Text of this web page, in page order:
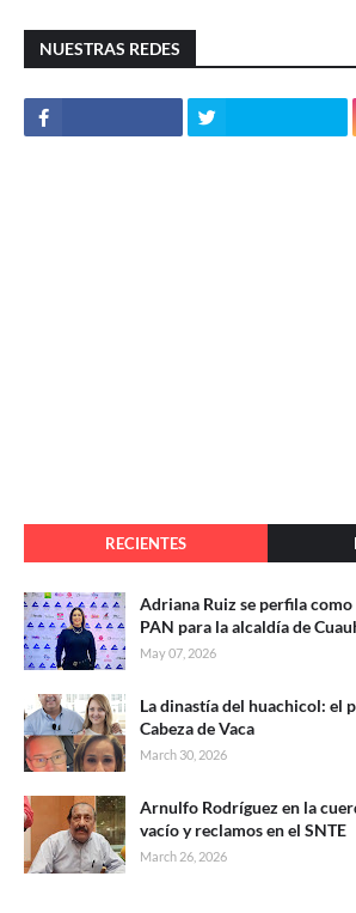
NUESTRAS REDES
RECIENTES
Adriana Ruiz se perfila
PAN para la alcaldía de
May 07, 2026
La dinastía del huachicol: el
Cabeza de Vaca
March 30, 2026
Arnulfo Rodríguez en la
vacío y reclamos en el SNTE
March 26, 2026